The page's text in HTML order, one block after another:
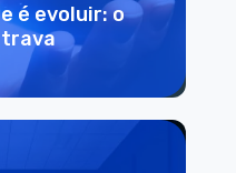
é evoluir: o
trava